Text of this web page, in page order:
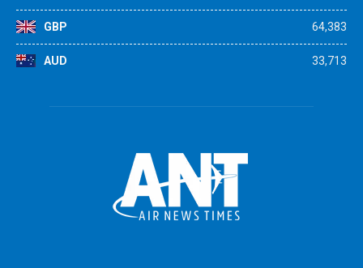
GBP 64,383
AUD 33,713